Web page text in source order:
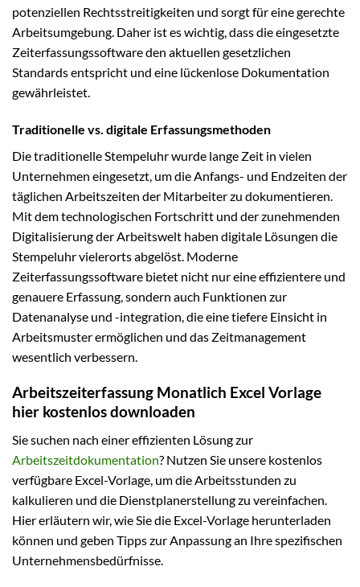
potenziellen Rechtsstreitigkeiten und sorgt für eine gerechte
Arbeitsumgebung. Daher ist es wichtig, dass die eingesetzte
Zeiterfassungssoftware den aktuellen gesetzlichen
Standards entspricht und eine lückenlose Dokumentation
gewährleistet.
Traditionelle vs. digitale Erfassungsmethoden
Die traditionelle Stempeluhr wurde lange Zeit in vielen
Unternehmen eingesetzt, um die Anfangs- und Endzeiten der
täglichen Arbeitszeiten der Mitarbeiter zu dokumentieren.
Mit dem technologischen Fortschritt und der zunehmenden
Digitalisierung der Arbeitswelt haben digitale Lösungen die
Stempeluhr vielerorts abgelöst. Moderne
Zeiterfassungssoftware bietet nicht nur eine effizientere und
genauere Erfassung, sondern auch Funktionen zur
Datenanalyse und -integration, die eine tiefere Einsicht in
Arbeitsmuster ermöglichen und das Zeitmanagement
wesentlich verbessern.
Arbeitszeiterfassung Monatlich Excel Vorlage
hier kostenlos downloaden
Sie suchen nach einer effizienten Lösung zur
Arbeitszeitdokumentation? Nutzen Sie unsere kostenlos
verfügbare Excel-Vorlage, um die Arbeitsstunden zu
kalkulieren und die Dienstplanerstellung zu vereinfachen.
Hier erläutern wir, wie Sie die Excel-Vorlage herunterladen
können und geben Tipps zur Anpassung an Ihre spezifischen
Unternehmensbedürfnisse.